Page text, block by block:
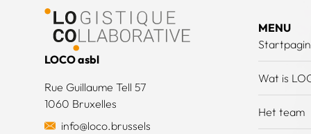
LOCO asbl
Rue Guillaume Tell 57
1060 Bruxelles
info@loco.brussels
MENU
Wat is
Het team